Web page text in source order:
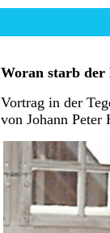
Woran starb
Vortrag in der
von Johann Peter